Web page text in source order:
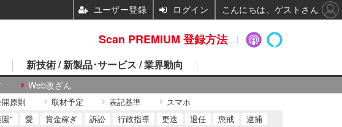
Web改ざん
新技術 / 新製品･サービス / 業界動向
原則 取材予定 表記基準 スマホ
" 愛 賞金稼ぎ 訴訟 行政指導 更迭 退任 懲戒
逮捕
Scan PREMIUM 登録方法
ユーザー登録 ログイン こんにちは、ゲストさん